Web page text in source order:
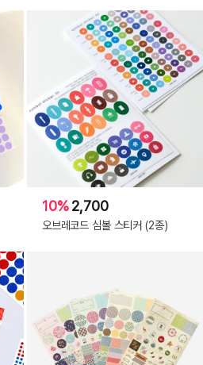
10%2,700
오브레코드 심볼 스티커 (2종)